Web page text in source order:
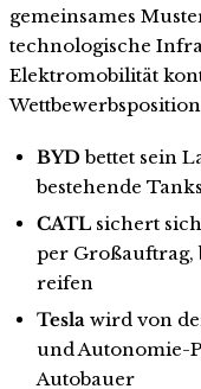
gemeinsames
technologische
Elektromobilität
BYD bettet sein
bestehende
CATLsichert
per
reifen
Tesla wird von
und Autonomie-
Autobauer